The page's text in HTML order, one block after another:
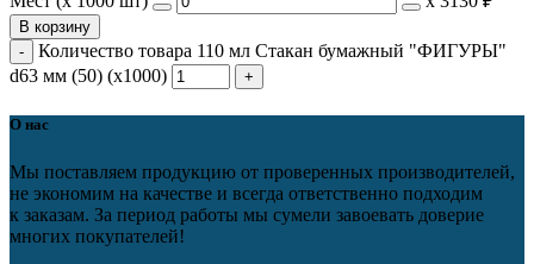
В корзину
Количество товара 110 мл Стакан бумажный "ФИГУРЫ"
d63 мм (50) (х1000)
О нас
Мы поставляем продукцию от проверенных производителей,
не экономим на качестве и всегда ответственно подходим
к заказам. За период работы мы сумели завоевать доверие
многих покупателей!